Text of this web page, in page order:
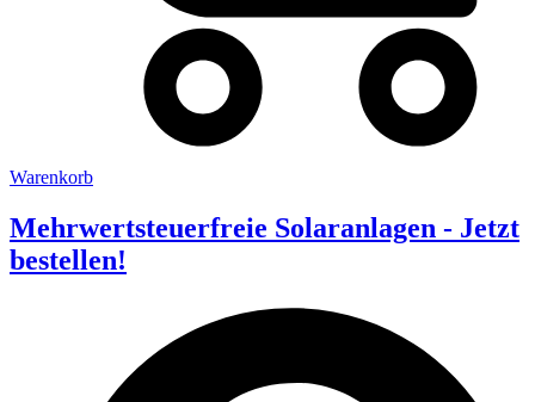
Warenkorb
Mehrwertsteuerfreie Solaranlagen - Jetzt
bestellen!